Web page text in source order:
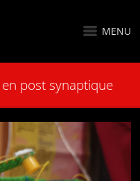
MENU
post synaptique